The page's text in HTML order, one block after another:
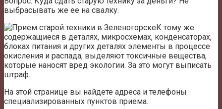
выбрасывать же ее на свалку.
К тому же
содержащиеся в деталях, микросхемах, конденсаторах,
блоках питания и других деталях элементы в процессе
окисления и распада, выделяют токсичные вещества,
которые наносят вред экологии. За это могут выписать
штраф.
На этой странице вы найдете адреса и телефоны
специализированных пунктов приема.